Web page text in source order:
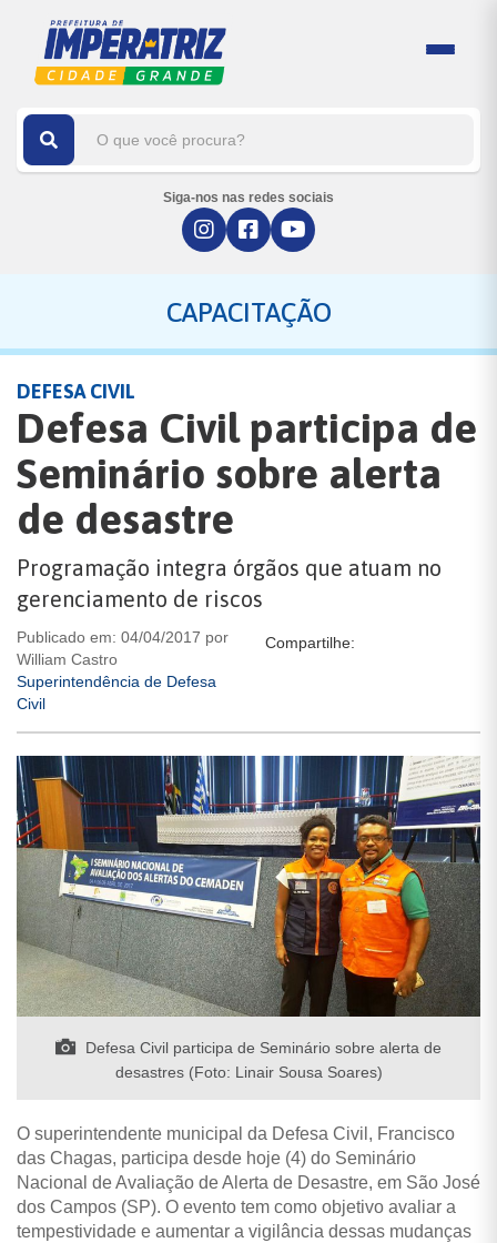
Siga-nos nas redes sociais
CAPACITAÇÃO
DEFESA CIVIL
Defesa Civil participa de
Seminário sobre alerta
de desastre
Programação integra órgãos que atuam no
gerenciamento de riscos
Publicado em: 04/04/2017 por
William Castro
Superintendência de Defesa
Civil
Compartilhe:
Defesa Civil participa de Seminário sobre alerta de
desastres (Foto: Linair Sousa Soares)
O superintendente municipal da Defesa Civil, Francisco
das Chagas, participa desde hoje (4) do Seminário
Nacional de Avaliação de Alerta de Desastre, em São José
dos Campos (SP). O evento tem como objetivo avaliar a
tempestividade e aumentar a vigilância dessas mudanças